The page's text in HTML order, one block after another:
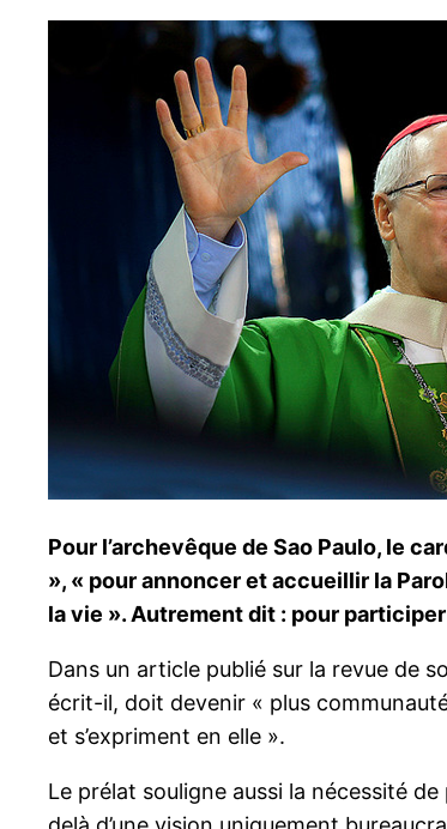
Pour l’archevêque de Sao Paulo, le
», « pour annoncer et accueillir la
la vie ». Autrement dit : pour
Dans un article publié sur la revue de
écrit-il, doit devenir « plus
et s’expriment en elle ».
Le prélat souligne aussi la nécessité